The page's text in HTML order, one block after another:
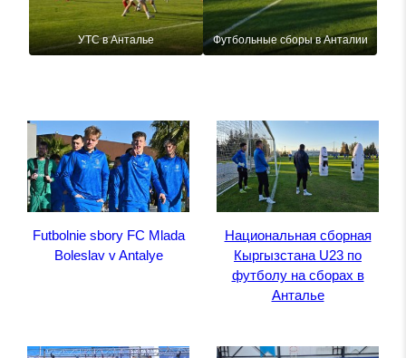
УТС в Анталье Футбольные сборы в Анталии
Futbolnie sbory FC Mlada
Boleslav v Antalye
Национальная сборная
Кыргызстана U23 по
футболу на сборах в
Анталье